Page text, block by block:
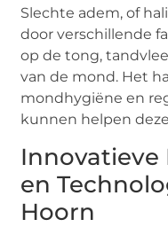
Slechte adem, of
door verschillende
op de tong,
van de mond. Het
mondhygiëne en
kunnen helpen
en
Hoorn